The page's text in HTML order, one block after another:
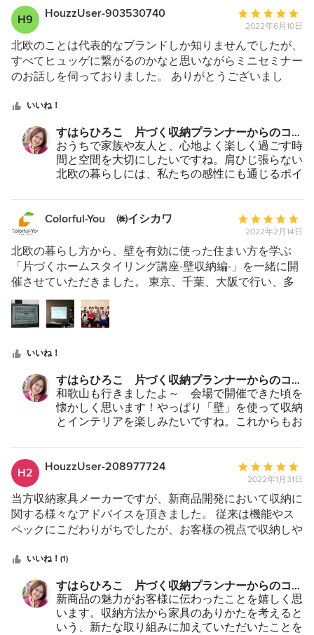
星
5
H9 HouzzUser-903530740
平
均
評
価：
5
星
5
2022年6月10日
北欧のことは代表的なブランドしか知りませんでしたが、
すべてヒュッゲに繋がるのかなと思いながらミニセミナー
のお話しを伺っておりました。 ありがとうございまし
いいね！
すはらひろこ 片づく収納プランナーからのコメ
ント：
おうちで家族や友人と、心地よく楽しく過ごす時
間と空間を大切にしたいですね。肩ひじ張らない
北欧の暮らしには、私たちの感性にも通じるポイ
Colorful-You ㈱イシカワ
平
均
評
価：
5
2022年2月14日
北欧の暮らし方から、壁を有効に使った住まい方を学ぶ
「片づくホームスタイリング講座-壁収納編-」を一緒に開
催させていただきました。 東京、千葉、大阪で行い、多
くの整理収納アドバイザー様にご参加いただきました。
北欧の住まい方など、こちらも勉強になることが多かった
です。 ありがとうございました。
いいね！
すはらひろこ 片づく収納プランナーからのコメ
ント：
和歌山も行きましたよ～ 会場で開催できた頃を
懐かしく思います！やっぱり「壁」を使って収納
とインテリアを楽しみたいですね。これからもお
んでいきたいです。オンラインでの講座や対話を
通じて、多くの方々とつながりを強めていきまし
H2 HouzzUser-208977724
平
均
評
価：
5
星
5
2022年1月31日
当方収納家具メーカーですが、新商品開発において収納に
関する様々なアドバイスを頂きました。 従来は機能やス
ペックにこだわりがちでしたが、お客様の視点で収納しや
きました。カタログにのせる情報や見せ方などのご提案も
非常に参考になりました。おかげさまで新商品も好評で、
また機会があればぜひお願いできればと思います。
いいね！(1)
すはらひろこ 片づく収納プランナーからのコメ
ント：
新商品の魅力がお客様に伝わったことを嬉しく思
います。収納方法から家具のありかたを考えると
いう、新たな取り組みに加えていただいたことを